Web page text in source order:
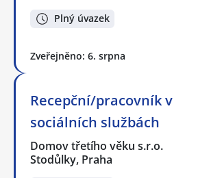
Plný úvazek
Zveřejněno: 6. srpna
Recepční/pracovník v
sociálních službách
Domov třetího věku s.r.o.
Stodůlky, Praha